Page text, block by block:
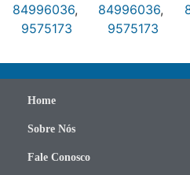
84996036,
9575173
84996036,
9575173
Home
Sobre Nós
Fale Conosco